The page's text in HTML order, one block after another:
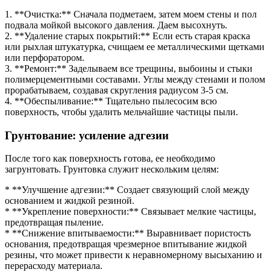
1. **Очистка:** Сначала подметаем, затем моем стены и пол
подвала мойкой высокого давления. Даем высохнуть.
2. **Удаление старых покрытий:** Если есть старая краска
или рыхлая штукатурка, счищаем ее металлическими щетками
или перфоратором.
3. **Ремонт:** Заделываем все трещины, выбоины и стыки
полимерцементными составами. Углы между стенами и полом
прорабатываем, создавая скругления радиусом 3-5 см.
4. **Обеспыливание:** Тщательно пылесосим всю
поверхность, чтобы удалить мельчайшие частицы пыли.
Грунтование: усиление адгезии
После того как поверхность готова, ее необходимо
загрунтовать. Грунтовка служит нескольким целям:
* **Улучшение адгезии:** Создает связующий слой между
основанием и жидкой резиной.
* **Укрепление поверхности:** Связывает мелкие частицы,
предотвращая пыление.
* **Снижение впитываемости:** Выравнивает пористость
основания, предотвращая чрезмерное впитывание жидкой
резины, что может привести к неравномерному высыханию и
перерасходу материала.